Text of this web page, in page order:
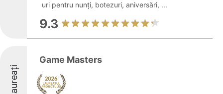
uri pentru nunți, botezuri, aniversări, ...
9.3
Laureați
Game Masters